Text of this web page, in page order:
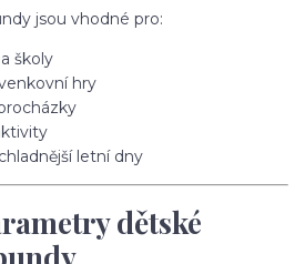
jsou vhodné pro:
školy
hry
letní dny
dětské